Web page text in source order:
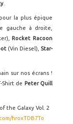
la plus épique
gauche à droite,
Rocket Racoon
(Vin Diesel), Star-
sur nos écrans !
Shirt de Peter Quill
the Galaxy Vol. 2
hroxTDB7To